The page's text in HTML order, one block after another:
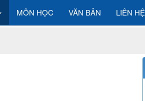
MÔN HỌC VĂN BẢN LIÊN HỆ